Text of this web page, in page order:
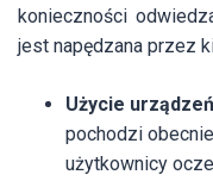
konieczności
jest napędzana przez
Użycie
pochodzi
użytkownicy